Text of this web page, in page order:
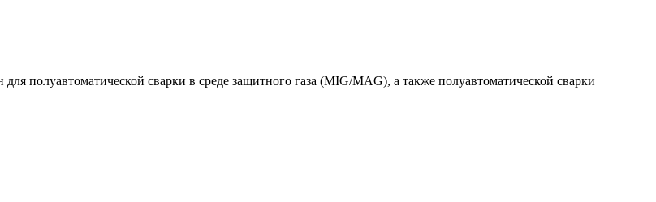
полуавтоматической сварки в среде защитного газа (MIG/MAG), а также полуавтоматической сварки